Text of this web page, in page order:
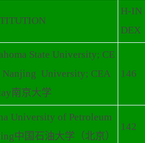
H-IN
DEX
State University; CE
Nanjing University; CEA
南京大学
146
University of Petroleum
中国石油大学（北京）
142